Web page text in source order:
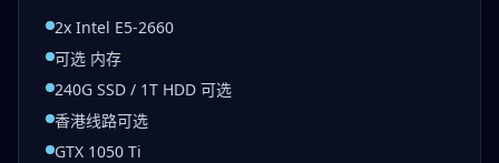
2x Intel E5-2660
可选 内存
240G SSD / 1T HDD 可选
香港线路可选
GTX 1050 Ti